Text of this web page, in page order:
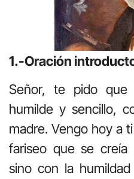
1.-Oración
Señor, te pido
humilde y sencillo,
madre. Vengo hoy a
fariseo que se creía
sino con la